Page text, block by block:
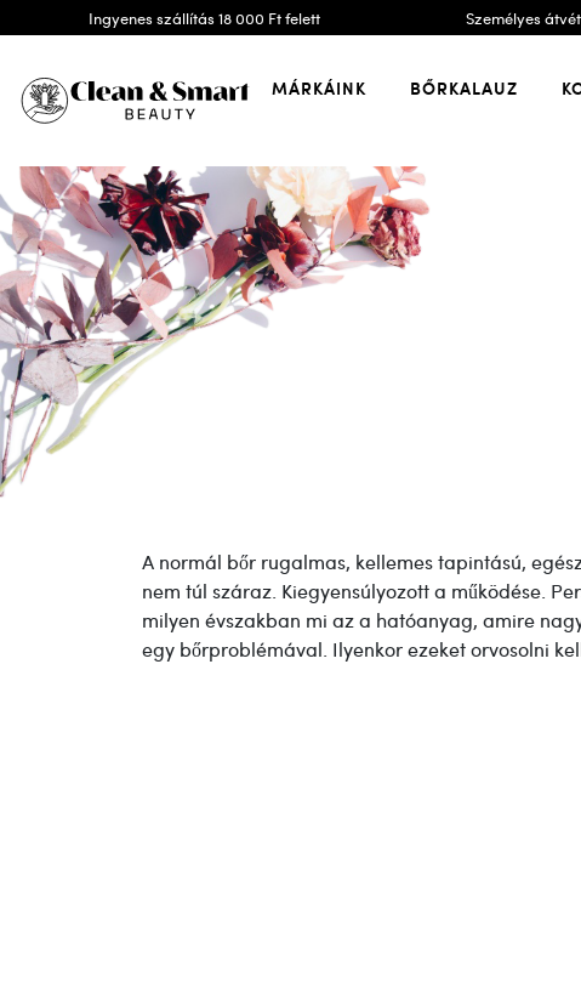
Ingyenes szállítás 18 000 Ft felett Személyes
MÁRKÁINK BŐRKALAUZ
A normál bőr rugalmas, kellemes tapintású,
nem túl száraz. Kiegyensúlyozott a működése.
milyen évszakban mi az a hatóanyag, amire
egy bőrproblémával. Ilyenkor ezeket orvosolni